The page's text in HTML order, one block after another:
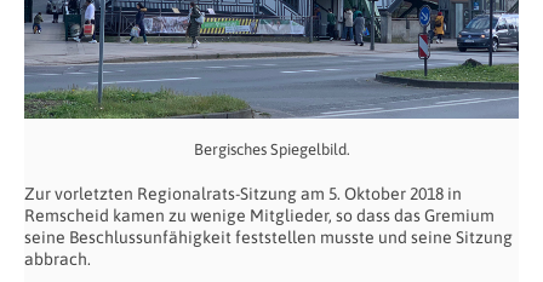
Bergisches Spiegelbild.
Zur vorletzten Regionalrats-Sitzung am 5. Oktober 2018 in
Remscheid kamen zu wenige Mitglieder, so dass das Gremium
seine Beschlussunfähigkeit feststellen musste und seine Sitzung
abbrach.